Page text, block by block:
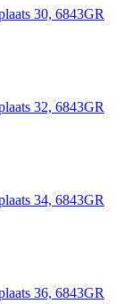
30, 6843GR
32, 6843GR
34, 6843GR
36, 6843GR